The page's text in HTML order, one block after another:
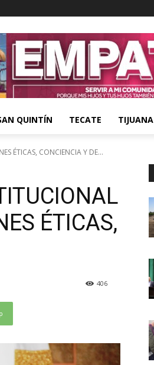
QUINTÍN TECATE TIJUANA
ÉTICAS, CONCIENCIA Y DE...
ÉTICAS,
406